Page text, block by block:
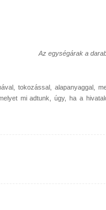
Az egységárak a
tokozással, alapanyaggal,
mi adtunk, úgy, ha a